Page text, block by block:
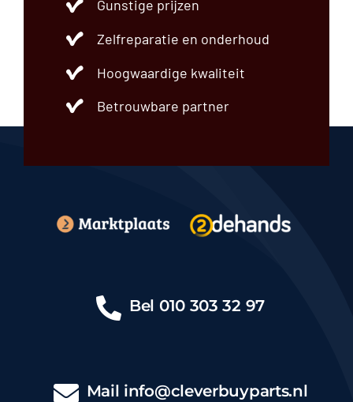
Gunstige prijzen
Zelfreparatie en onderhoud
Hoogwaardige kwaliteit
Betrouwbare partner
Bel 010 303 32 97
Mail info@cleverbuyparts.nl